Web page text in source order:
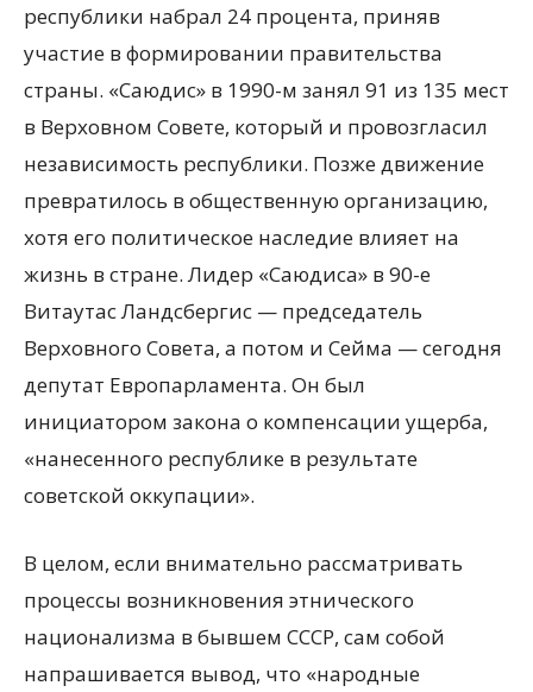
республики набрал 24 процента, приняв
участие в формировании правительства
страны. «Саюдис» в 1990-м занял 91 из 135 мест
в Верховном Совете, который и провозгласил
независимость республики. Позже движение
превратилось в общественную организацию,
хотя его политическое наследие влияет на
жизнь в стране. Лидер «Саюдиса» в 90-е
Витаутас Ландсбергис — председатель
Верховного Совета, а потом и Сейма — сегодня
депутат Европарламента. Он был
инициатором закона о компенсации ущерба,
«нанесенного республике в результате
советской оккупации».
В целом, если внимательно рассматривать
процессы возникновения этнического
национализма в бывшем СССР, сам собой
напрашивается вывод, что «народные